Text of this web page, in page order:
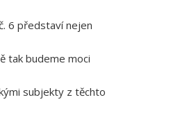
6 představí nejen
tak budeme moci
subjekty z těchto